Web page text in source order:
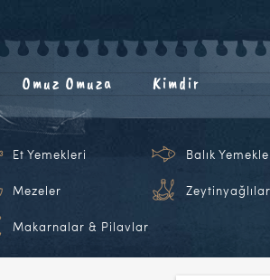
Omuz Omuza Kimdir
Et Yemekleri Balık
Mezeler Zeytinyağlılar
Makarnalar & Pilavlar